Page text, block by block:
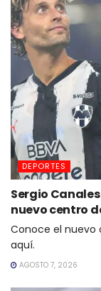
DEPORTES
Sergio Canales
nuevo centro
Conoce el nuevo
aquí.
AGOSTO 7, 2026